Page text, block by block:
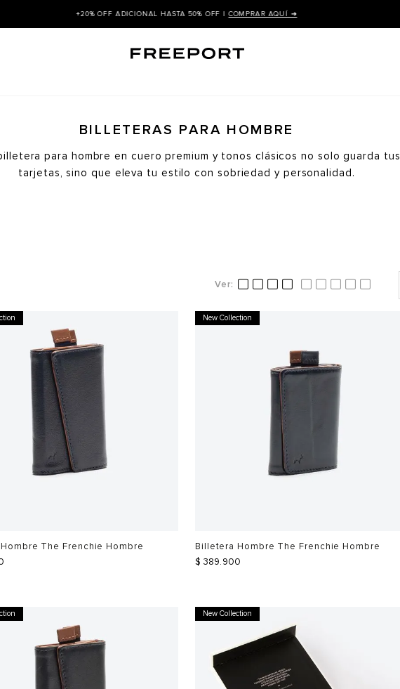
+20% OFF ADICIONAL HASTA 50% OFF |COMPRAR AQUÍ ➜
BILLETERAS PARA HOMBRE
para hombre en cuero premium y tonos clásicos no solo guarda tus
tarjetas, sino que eleva tu estilo con sobriedad y personalidad.
The Frenchie Hombre
New Collection
Billetera Hombre The Frenchie Hombre
$ 389.900
New Collection